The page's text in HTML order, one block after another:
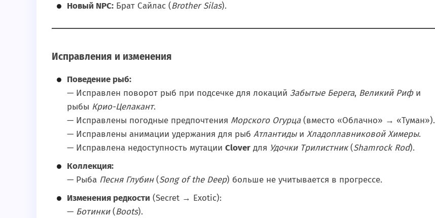
Новый NPC: Брат Сайлас (Brother Silas).
Исправления и изменения
Поведение рыб:
— Исправлен поворот рыб при подсечке для локаций Забытые Берега, Великий Рифи
рыбы Крио-Целакант.
— Исправлены погодные предпочтения Морского Огурца(вместо «Облачно» → «Туман»).
— Исправлены анимации удержания для рыб Атлантидыи Хладоплавниковой Химеры.
— Исправлена недоступность мутации Clover для Удочки Трилистник(Shamrock Rod).
Коллекция:
— Рыба Песня Глубин(Song of the Deep) больше не учитывается в прогрессе.
Изменения редкости (Secret → Exotic):
— Ботинки(Boots).